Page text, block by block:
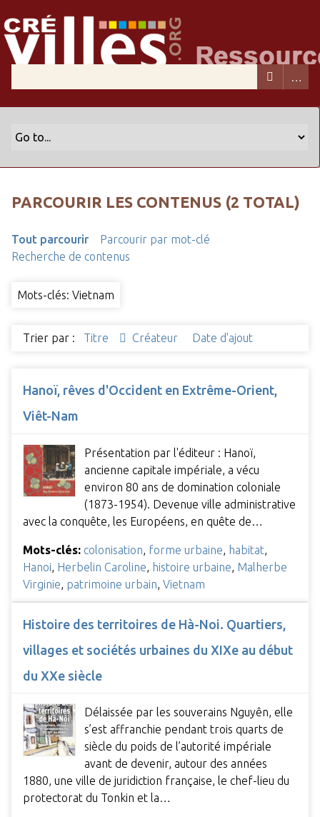
PARCOURIR LES CONTENUS (2 TOTAL)
Tout parcourir
Parcourir par mot-clé
Recherche de contenus
Mots-clés: Vietnam
Trier par : Titre Créateur Date d'ajout
Hanoï, rêves d'Occident en Extrême-Orient,
Viêt-Nam
Présentation par l'éditeur : Hanoï,
ancienne capitale impériale, a vécu
environ 80 ans de domination coloniale
(1873-1954). Devenue ville administrative
avec la conquête, les Européens, en quête de…
Mots-clés: colonisation forme urbaine habitat
Hanoi Herbelin Caroline histoire urbaine Malherbe
Virginie patrimoine urbain Vietnam
Histoire des territoires de Hà-Noi. Quartiers,
villages et sociétés urbaines du XIXe au début
du XXe siècle
Délaissée par les souverains Nguyên, elle
s’est affranchie pendant trois quarts de
siècle du poids de l’autorité impériale
avant de devenir, autour des années
1880, une ville de juridiction française, le chef-­lieu du
protectorat du Tonkin et la…